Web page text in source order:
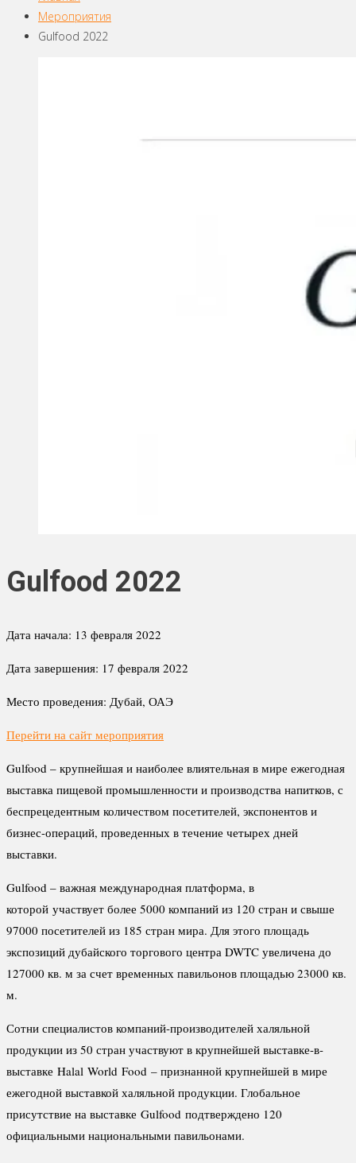
Мероприятия
Gulfood 2022
Gulfood 2022
Дата начала: 13 февраля 2022
Дата завершения: 17 февраля 2022
Место проведения: Дубай, ОАЭ
Перейти на сайт мероприятия
Gulfood – крупнейшая и наиболее влиятельная в мире ежегодная
выставка пищевой промышленности и производства напитков, с
беспрецедентным количеством посетителей, экспонентов и
бизнес-операций, проведенных в течение четырех дней
выставки.
Gulfood – важная международная платформа, в
которой участвует более 5000 компаний из 120 стран и свыше
97000 посетителей из 185 стран мира. Для этого площадь
экспозиций дубайского торгового центра DWTC увеличена до
127000 кв. м за счет временных павильонов площадью 23000 кв.
м.
Сотни специалистов компаний-производителей халяльной
продукции из 50 стран участвуют в крупнейшей выставке-в-
выставке Halal World Food – признанной крупнейшей в мире
ежегодной выставкой халяльной продукции. Глобальное
присутствие на выставке Gulfood подтверждено 120
официальными национальными павильонами.